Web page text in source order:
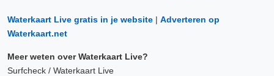
Waterkaart Live gratis in je website | Adverteren op
Waterkaart.net
Meer weten over Waterkaart Live?
Surfcheck / Waterkaart Live